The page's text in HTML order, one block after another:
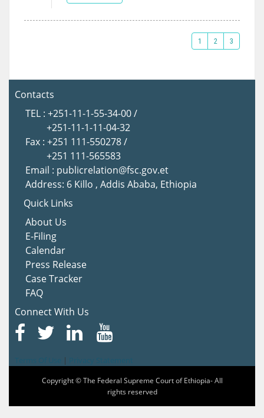
1 2 3
Contacts
TEL : +251-11-1-55-34-00 /
+251-11-1-11-04-32
Fax : +251 111-550278 /
+251 111-565583
Email : publicrelation@fsc.gov.et
Address: 6 Killo , Addis Ababa, Ethiopia
Quick Links
About Us
E-Filing
Calendar
Press Release
Case Tracker
FAQ
Connect With Us
|
Copyright © The Federal Supreme Court of Ethiopia- All
rights reserved